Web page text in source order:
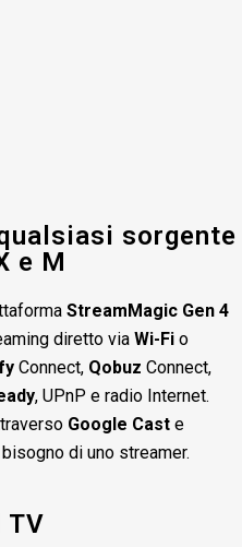
sorgente
e M
StreamMagic Gen 4
diretto via Wi-Fi o
Connect, Qobuz Connect,
, UPnP e radio Internet.
Google Cast e
di uno streamer.